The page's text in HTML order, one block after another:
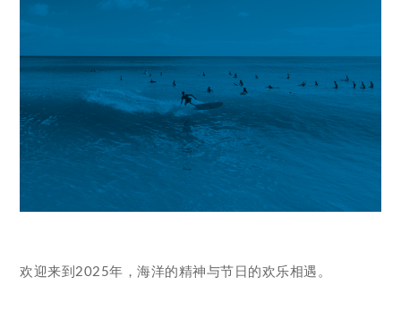
欢迎来到2025年，海洋的精神与节日的欢乐相遇。